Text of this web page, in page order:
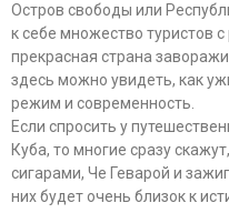
Остров свободы или
к себе множество туристов
прекрасная страна
здесь можно увидеть, как
режим и современность.
Если спросить у
Куба, то многие сразу
сигарами, Че Геварой и
них будет очень близок к